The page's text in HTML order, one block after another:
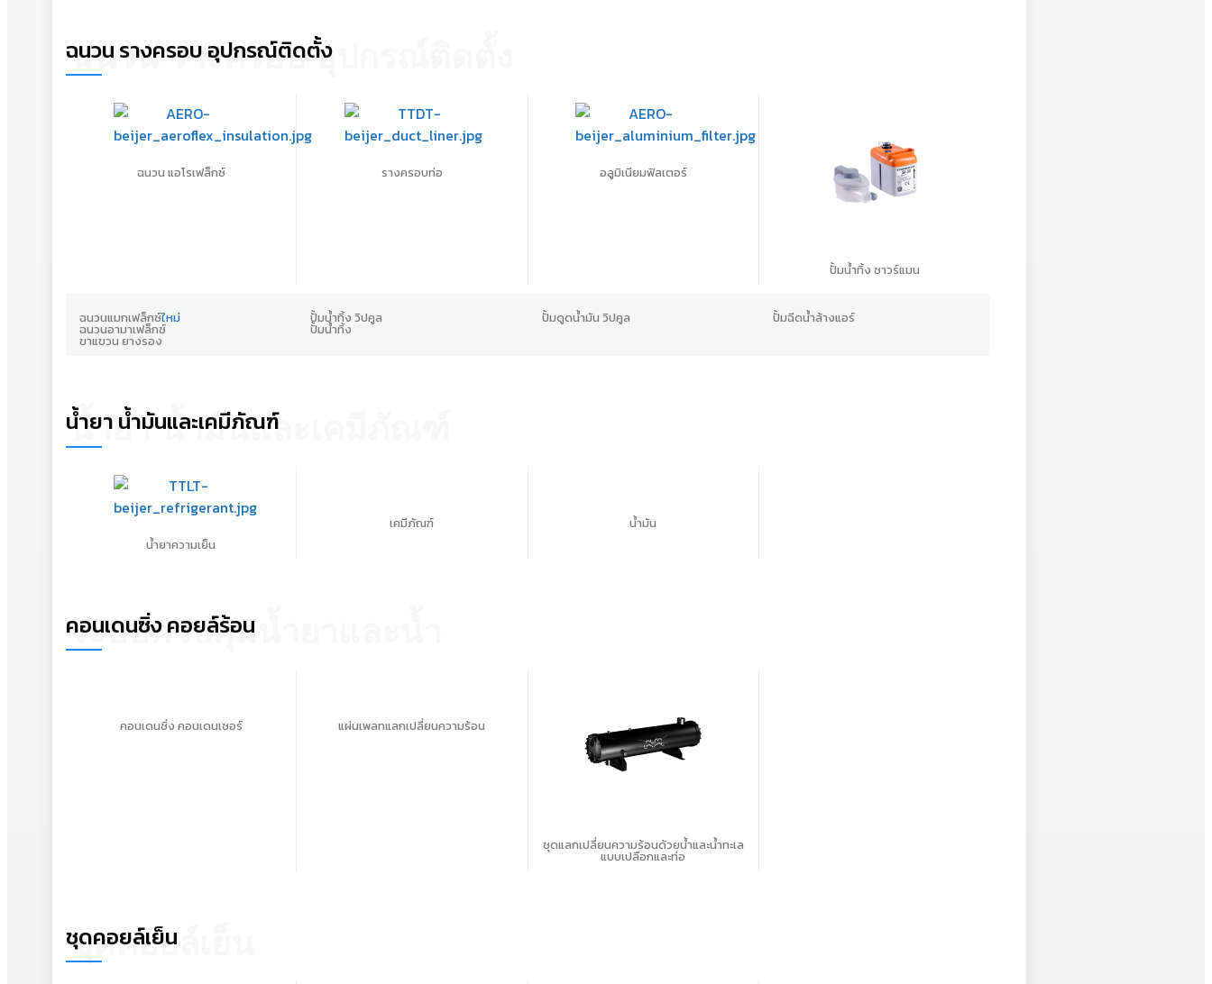
ฉนวน รางครอบ อุปกรณ์ติดตั้ง
ฉนวน รางครอบ อุปกรณ์ติดตั้ง
ฉนวน แอโรเฟล็กซ์ รางครอบท่อ อลูมิเนียมฟิลเตอร์
ปั้มน้ำทิ้ง ซาวร์แมน
ฉนวนแมกเฟล็กซ์ใหม่
ฉนวนอามาเฟล็กซ์
ขาแขวน ยางรอง
ปั้มน้ำทิ้ง วิปคูล
ปั้มน้ำทิ้ง
ปั้มดูดน้ำมัน วิปคูล ปั้มฉีดน้ำล้างแอร์
น้ำยา น้ำมันและเคมีภัณฑ์
น้ำยา น้ำมันและเคมีภัณฑ์
น้ำยาความเย็น
เคมีภัณฑ์ น้ำมัน
ระบบควบคุมน้ำยาและน้ำ
คอนเดนซิ่ง คอยล์ร้อน
คอนเดนซิ่ง คอนเดนเซอร์ แผ่นเพลทแลกเปลี่ยนความร้อน
ชุดแลกเปลี่ยนความร้อนด้วยน้ำและน้ำทะเล
แบบเปลือกและท่อ
ชุดคอยล์เย็น
ชุดคอยล์เย็น